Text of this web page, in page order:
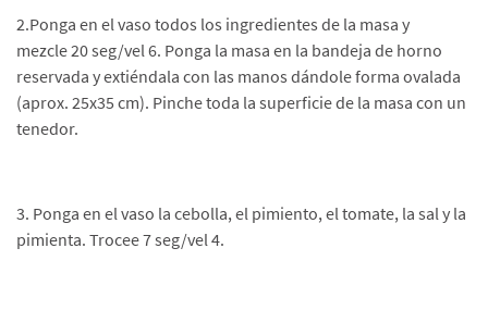
2.Ponga en el vaso todos los ingredientes de la masa y
mezcle 20 seg/vel 6. Ponga la masa en la bandeja de horno
reservada y extiéndala con las manos dándole forma ovalada
(aprox. 25x35 cm). Pinche toda la superficie de la masa con un
tenedor.
3. Ponga en el vaso la cebolla, el pimiento, el tomate, la sal y la
pimienta. Trocee 7 seg/vel 4.